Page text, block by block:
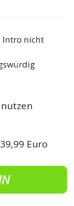
Intro nicht
Euro